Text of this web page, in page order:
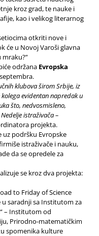
kroz grad, te nauke i
kao i velikog literarnog
otkriti nove i
će u Novoj Varoši glavna
mraku?”
održana Evropska
klubova širom Srbije, iz
evidentan napredak u
što, nedvosmisleno,
istraživača –
projekta.
uz podršku Evropske
istraživače i nauku,
da se opredele za
se kroz dva projekta:
to Friday of Science
saradnji sa Institutom za
– Institutom od
Prirodno-matematičkim
spomenika kulture